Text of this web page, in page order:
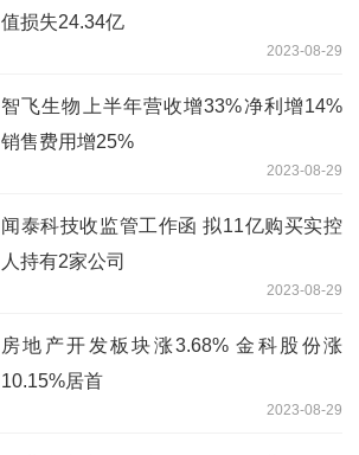
值损失24.34亿
2023-08-29
智飞生物上半年营收增33%净利增14%
销售费用增25%
2023-08-29
闻泰科技收监管工作函 拟11亿购买实控
人持有2家公司
2023-08-29
房地产开发板块涨3.68% 金科股份涨
10.15%居首
2023-08-29